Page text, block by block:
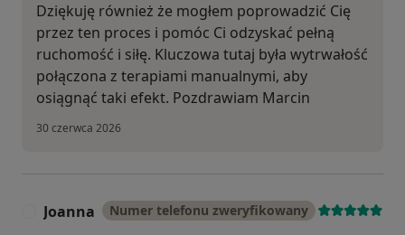
Dziękuję również że mogłem poprowadzić Cię
przez ten proces i pomóc Ci odzyskać pełną
ruchomość i siłę. Kluczowa tutaj była wytrwałość
połączona z terapiami manualnymi, aby
osiągnąć taki efekt. Pozdrawiam Marcin
30 czerwca 2026
Joanna Numer telefonu zweryfikowany